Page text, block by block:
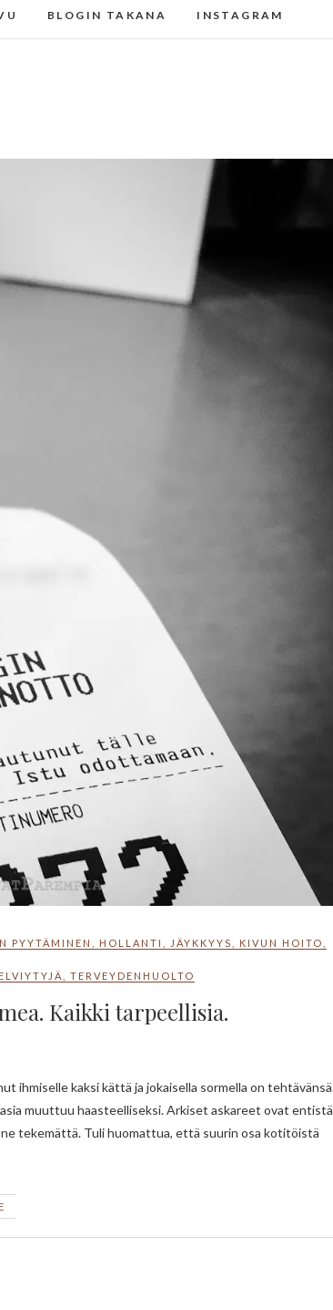
BLOGIN TAKANA INSTAGRAM
PYYTÄMINEN HOLLANTI JÄYKKYYS KIVUN HOITO
TERVEYDENHUOLTO
Kaikki tarpeellisia.
muuttuu haasteelliseksi. Arkiset askareet ovat entistä
tekemättä. Tuli huomattua, että suurin osa kotitöistä